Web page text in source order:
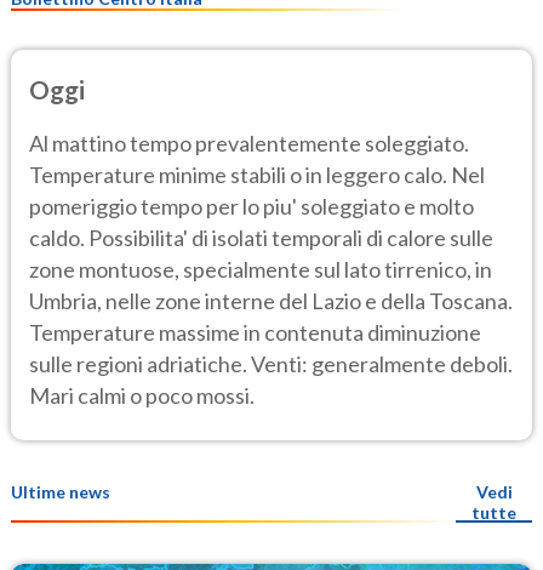
Oggi
Al mattino tempo prevalentemente soleggiato.
Temperature minime stabili o in leggero calo. Nel
pomeriggio tempo per lo piu' soleggiato e molto
caldo. Possibilita' di isolati temporali di calore sulle
zone montuose, specialmente sul lato tirrenico, in
Umbria, nelle zone interne del Lazio e della Toscana.
Temperature massime in contenuta diminuzione
sulle regioni adriatiche. Venti: generalmente deboli.
Mari calmi o poco mossi.
Ultime news
Vedi
tutte